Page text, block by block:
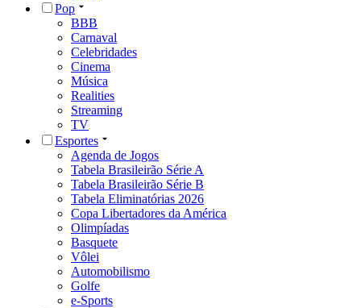
Pop
BBB
Carnaval
Celebridades
Cinema
Música
Realities
Streaming
TV
Esportes
Agenda de Jogos
Tabela Brasileirão Série A
Tabela Brasileirão Série B
Tabela Eliminatórias 2026
Copa Libertadores da América
Olimpíadas
Basquete
Vôlei
Automobilismo
Golfe
e-Sports